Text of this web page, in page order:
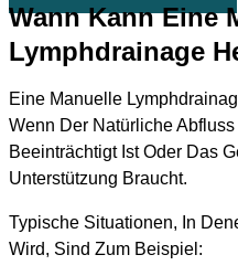
Wann Kann Eine
Lymphdrainage
Eine Manuelle
Wenn Der Natürliche
Beeinträchtigt Ist Oder Das
Unterstützung Braucht.
Typische Situationen, In
Wird, Sind Zum Beispiel: